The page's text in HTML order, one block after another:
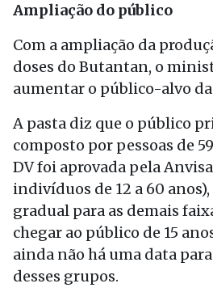
Ampliação do público
Com a ampliação da
doses do Butantan, o
aumentar o público-alvo da
A pasta diz que o público
composto por pessoas de
DV foi aprovada pela
indivíduos de 12 a 60
gradual para as demais
chegar ao público de 15
ainda não há uma data
desses grupos.